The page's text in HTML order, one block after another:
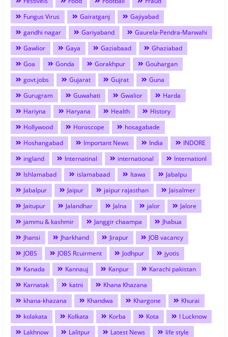
Fungus Virus
Gairatganj
Gajiyabad
gandhi nagar
Gariyaband
Gaurela-Pendra-Marwahi
Gawlior
Gaya Gaziabaad
Ghaziabad
Goa
Gonda Gorakhpur
Gouhargan
govt.jobs
Gujarat Gujrat
Guna
Gurugram
Guwahati Gwalior
Harda
Hariyna
Haryana Health
History
Hollywood
Horoscope
hosagabade
Hoshangabad
Important News India
INDORE
ingland
Internatinal international
Internationl
Ishlamabad
islamabaad Itawa
Jabalpu
Jabalpur
Jaipur jaipur rajasthan
Jaisalmer
Jaitupur
Jalandhar Jalna jalor
Jalore
jammu & kashmir
Janggir chaampa
Jhabua
Jhansi
Jharkhand Jirapur
JOB vacancy
JOBS
JOBS Rcuirment Jodhpur
jyotis
Kanada
Kannauj Kanpur
Karachi pakistan
Karnatak
katni
Khana Khazana
khana-khazana
Khandwa Khargone
Khurai
kolakata
Kolkata Korba Kota
l Lucknow
Lakhnow
Lalitpur Latest News
life style